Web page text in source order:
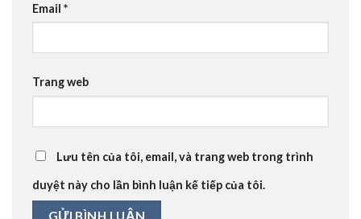
Email *
Trang web
Lưu tên của tôi, email, và trang web trong trình
duyệt này cho lần bình luận kế tiếp của tôi.